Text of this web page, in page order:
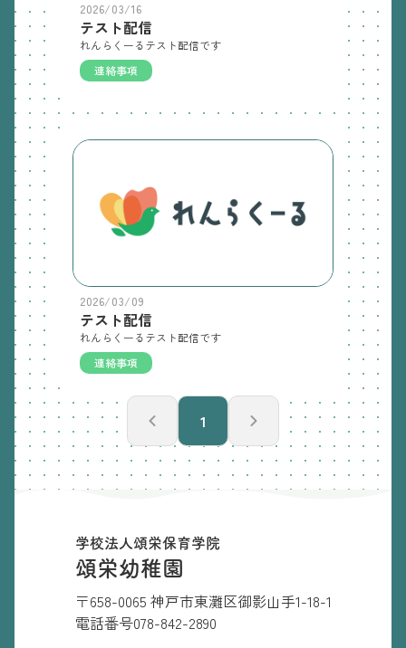
2026/03/16
テスト配信
れんらくーるテスト配信です
連絡事項
2026/03/09
テスト配信
れんらくーるテスト配信です
連絡事項
1
学校法人頌栄保育学院
頌栄幼稚園
〒658-0065 神戸市東灘区御影山手1-18-1
電話番号078-842-2890